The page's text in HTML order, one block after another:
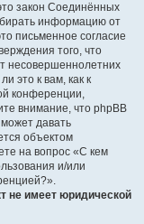
закон Соединённых
информацию от
письменное согласие
того, что
несовершеннолетних
это к вам, как к
конференции,
внимание, что phpBB
давать
объектом
на вопрос «С кем
и/или
не имеет юридической